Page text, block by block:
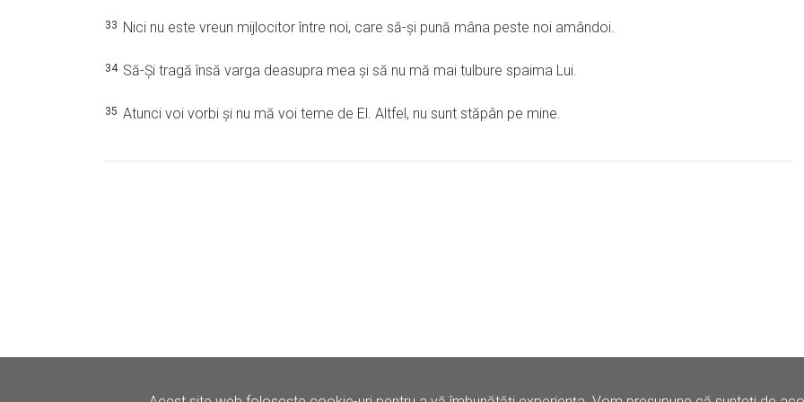
33 Nici nu este vreun mijlocitor între noi, care să-şi pună mâna peste noi amândoi.
34 Să-Şi tragă însă varga deasupra mea şi să nu mă mai tulbure spaima Lui.
35 Atunci voi vorbi şi nu mă voi teme de El. Altfel, nu sunt stăpân pe mine.